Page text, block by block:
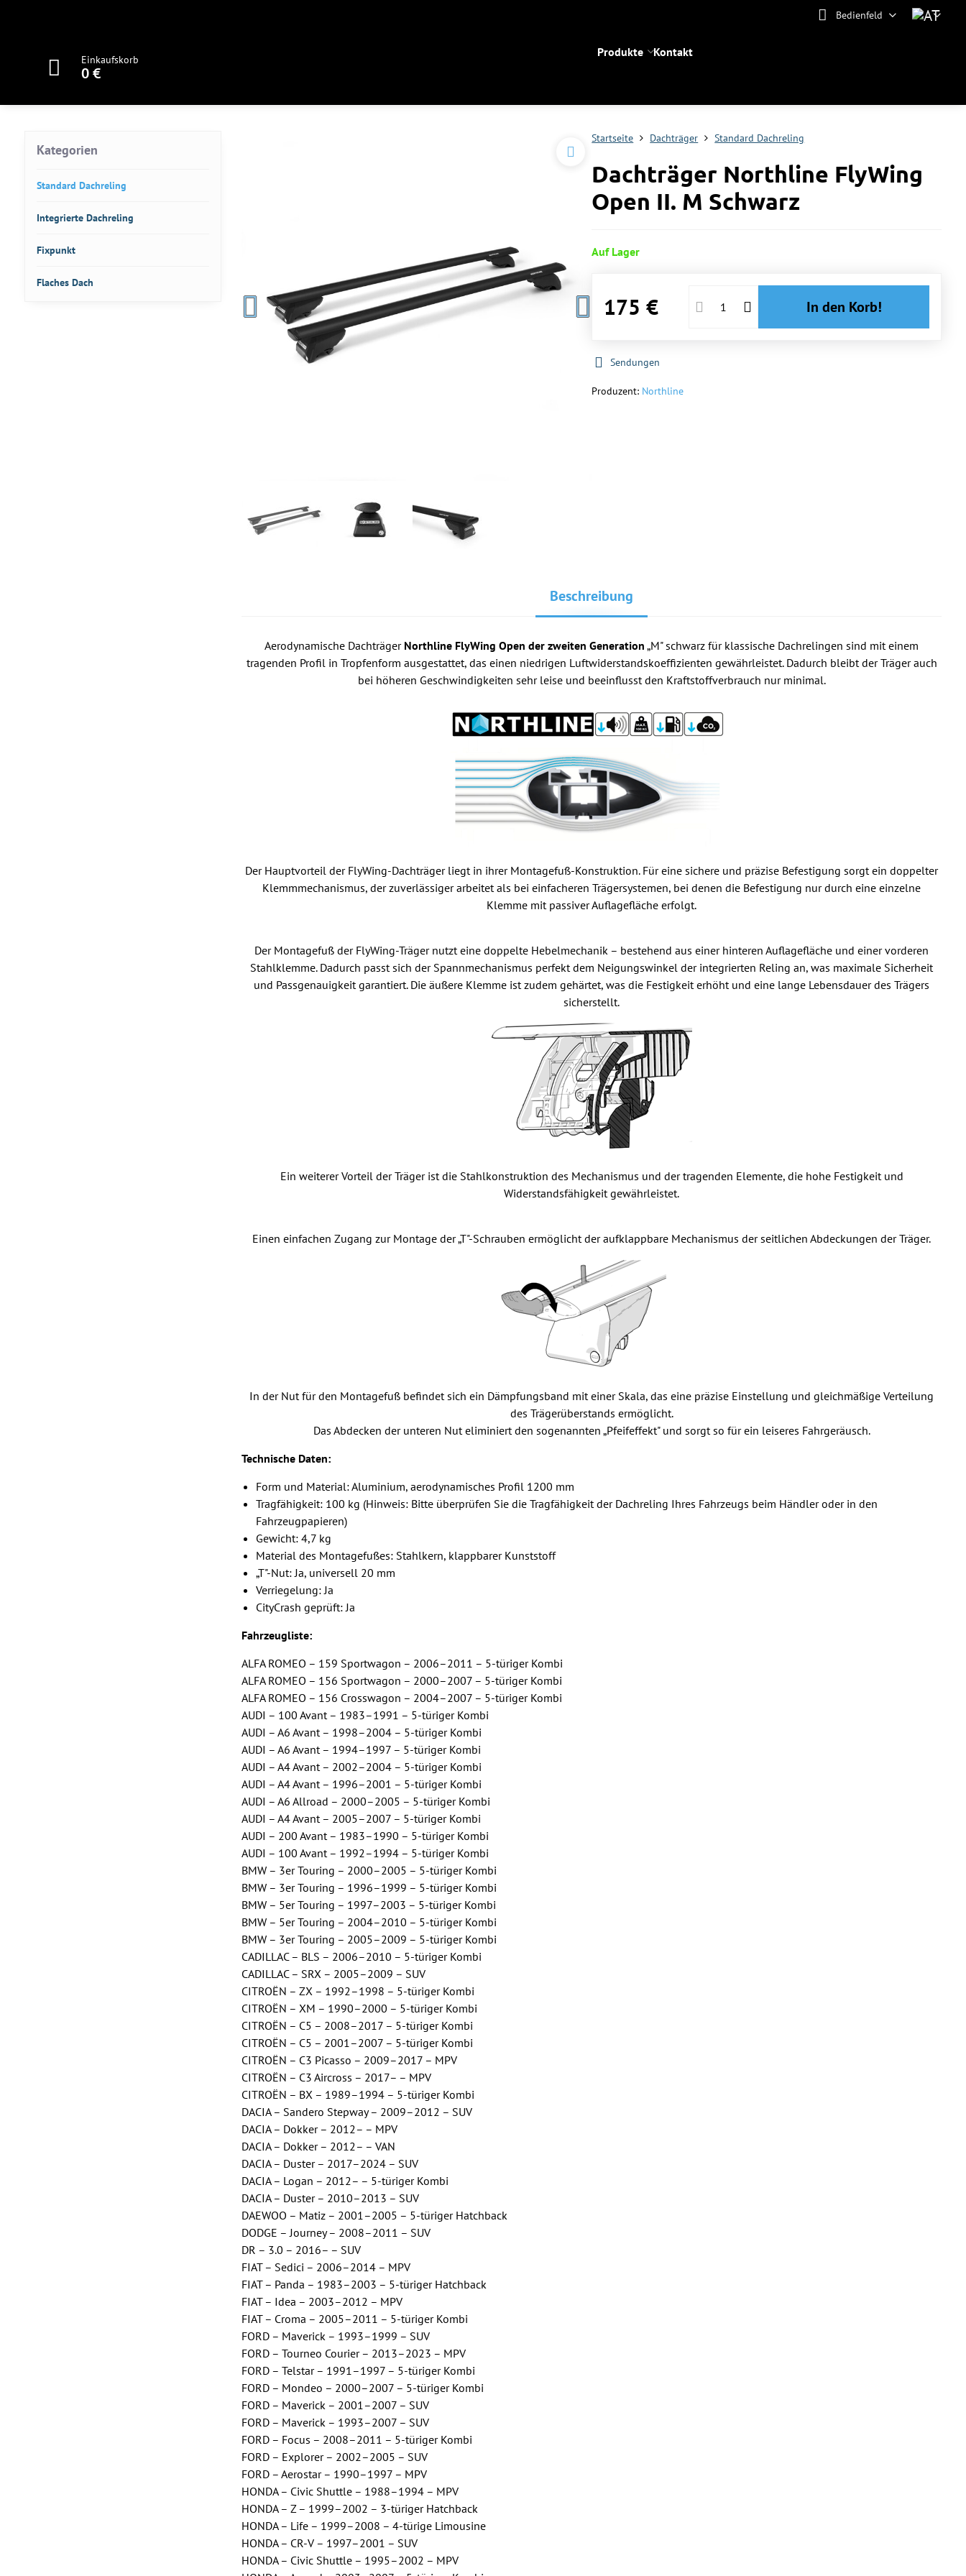
Bedienfeld
Einkaufskorb
0 €
Produkte Kontakt
Startseite Dachträger Standard Dachreling
Dachträger Northline FlyWing
Open II. M Schwarz
Auf Lager
175 € In den Korb!
Sendungen
Produzent: Northline
Beschreibung
Aerodynamische Dachträger Northline FlyWing Open der zweiten Generation „M" schwarz für klassische Dachrelingen sind mit einem
tragenden Profil in Tropfenform ausgestattet, das einen niedrigen Luftwiderstandskoeffizienten gewährleistet. Dadurch bleibt der Träger auch
bei höheren Geschwindigkeiten sehr leise und beeinflusst den Kraftstoffverbrauch nur minimal.
Der Hauptvorteil der FlyWing-Dachträger liegt in ihrer Montagefuß-Konstruktion. Für eine sichere und präzise Befestigung sorgt ein doppelter
Klemmmechanismus, der zuverlässiger arbeitet als bei einfacheren Trägersystemen, bei denen die Befestigung nur durch eine einzelne
Klemme mit passiver Auflagefläche erfolgt.
Der Montagefuß der FlyWing-Träger nutzt eine doppelte Hebelmechanik – bestehend aus einer hinteren Auflagefläche und einer vorderen
Stahlklemme. Dadurch passt sich der Spannmechanismus perfekt dem Neigungswinkel der integrierten Reling an, was maximale Sicherheit
und Passgenauigkeit garantiert. Die äußere Klemme ist zudem gehärtet, was die Festigkeit erhöht und eine lange Lebensdauer des Trägers
sicherstellt.
Ein weiterer Vorteil der Träger ist die Stahlkonstruktion des Mechanismus und der tragenden Elemente, die hohe Festigkeit und
Widerstandsfähigkeit gewährleistet.
Einen einfachen Zugang zur Montage der „T"-Schrauben ermöglicht der aufklappbare Mechanismus der seitlichen Abdeckungen der Träger.
In der Nut für den Montagefuß befindet sich ein Dämpfungsband mit einer Skala, das eine präzise Einstellung und gleichmäßige Verteilung
des Trägerüberstands ermöglicht.
Das Abdecken der unteren Nut eliminiert den sogenannten „Pfeifeffekt" und sorgt so für ein leiseres Fahrgeräusch.
Technische Daten:
Form und Material: Aluminium, aerodynamisches Profil 1200 mm
Tragfähigkeit: 100 kg (Hinweis: Bitte überprüfen Sie die Tragfähigkeit der Dachreling Ihres Fahrzeugs beim Händler oder in den
Fahrzeugpapieren)
Gewicht: 4,7 kg
Material des Montagefußes: Stahlkern, klappbarer Kunststoff
„T"-Nut: Ja, universell 20 mm
Verriegelung: Ja
CityCrash geprüft: Ja
Fahrzeugliste:
ALFA ROMEO – 159 Sportwagon – 2006–2011 – 5-türiger Kombi
ALFA ROMEO – 156 Sportwagon – 2000–2007 – 5-türiger Kombi
ALFA ROMEO – 156 Crosswagon – 2004–2007 – 5-türiger Kombi
AUDI – 100 Avant – 1983–1991 – 5-türiger Kombi
AUDI – A6 Avant – 1998–2004 – 5-türiger Kombi
AUDI – A6 Avant – 1994–1997 – 5-türiger Kombi
AUDI – A4 Avant – 2002–2004 – 5-türiger Kombi
AUDI – A4 Avant – 1996–2001 – 5-türiger Kombi
AUDI – A6 Allroad – 2000–2005 – 5-türiger Kombi
AUDI – A4 Avant – 2005–2007 – 5-türiger Kombi
AUDI – 200 Avant – 1983–1990 – 5-türiger Kombi
AUDI – 100 Avant – 1992–1994 – 5-türiger Kombi
BMW – 3er Touring – 2000–2005 – 5-türiger Kombi
BMW – 3er Touring – 1996–1999 – 5-türiger Kombi
BMW – 5er Touring – 1997–2003 – 5-türiger Kombi
BMW – 5er Touring – 2004–2010 – 5-türiger Kombi
BMW – 3er Touring – 2005–2009 – 5-türiger Kombi
CADILLAC – BLS – 2006–2010 – 5-türiger Kombi
CADILLAC – SRX – 2005–2009 – SUV
CITROËN – ZX – 1992–1998 – 5-türiger Kombi
CITROËN – XM – 1990–2000 – 5-türiger Kombi
CITROËN – C5 – 2008–2017 – 5-türiger Kombi
CITROËN – C5 – 2001–2007 – 5-türiger Kombi
CITROËN – C3 Picasso – 2009–2017 – MPV
CITROËN – C3 Aircross – 2017– – MPV
CITROËN – BX – 1989–1994 – 5-türiger Kombi
DACIA – Sandero Stepway – 2009–2012 – SUV
DACIA – Dokker – 2012– – MPV
DACIA – Dokker – 2012– – VAN
DACIA – Duster – 2017–2024 – SUV
DACIA – Logan – 2012– – 5-türiger Kombi
DACIA – Duster – 2010–2013 – SUV
DAEWOO – Matiz – 2001–2005 – 5-türiger Hatchback
DODGE – Journey – 2008–2011 – SUV
DR – 3.0 – 2016– – SUV
FIAT – Sedici – 2006–2014 – MPV
FIAT – Panda – 1983–2003 – 5-türiger Hatchback
FIAT – Idea – 2003–2012 – MPV
FIAT – Croma – 2005–2011 – 5-türiger Kombi
FORD – Maverick – 1993–1999 – SUV
FORD – Tourneo Courier – 2013–2023 – MPV
FORD – Telstar – 1991–1997 – 5-türiger Kombi
FORD – Mondeo – 2000–2007 – 5-türiger Kombi
FORD – Maverick – 2001–2007 – SUV
FORD – Maverick – 1993–2007 – SUV
FORD – Focus – 2008–2011 – 5-türiger Kombi
FORD – Explorer – 2002–2005 – SUV
FORD – Aerostar – 1990–1997 – MPV
HONDA – Civic Shuttle – 1988–1994 – MPV
HONDA – Z – 1999–2002 – 3-türiger Hatchback
HONDA – Life – 1999–2008 – 4-türige Limousine
HONDA – CR-V – 1997–2001 – SUV
HONDA – Civic Shuttle – 1995–2002 – MPV
Kategorien
Standard Dachreling
Integrierte Dachreling
Fixpunkt
Flaches Dach